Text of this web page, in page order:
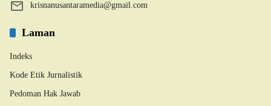
krisnanusantaramedia@gmail.com
Laman
Indeks
Kode Etik Jurnalistik
Pedoman Hak Jawab